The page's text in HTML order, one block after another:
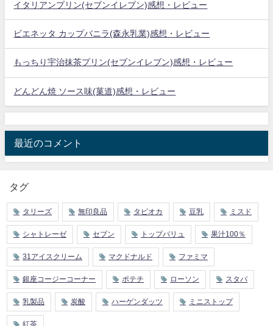
イタリアンプリン(セブンイレブン)感想・レビュー
ビエネッタ カップバニラ(森永乳業)感想・レビュー
もっちり宇治抹茶プリン(セブンイレブン)感想・レビュー
どんどん焼 ソース味(菓道)感想・レビュー
最近のコメント
タグ
タリーズ 無印良品 タピオカ 豆乳 ミスド
シャトレーゼ セブン トップバリュ 果汁100％
31アイスクリーム マクドナルド ファミマ
銀座コージーコーナー ポテチ ローソン スタバ
乳製品 炭酸 ハーゲンダッツ ミニストップ
紅茶